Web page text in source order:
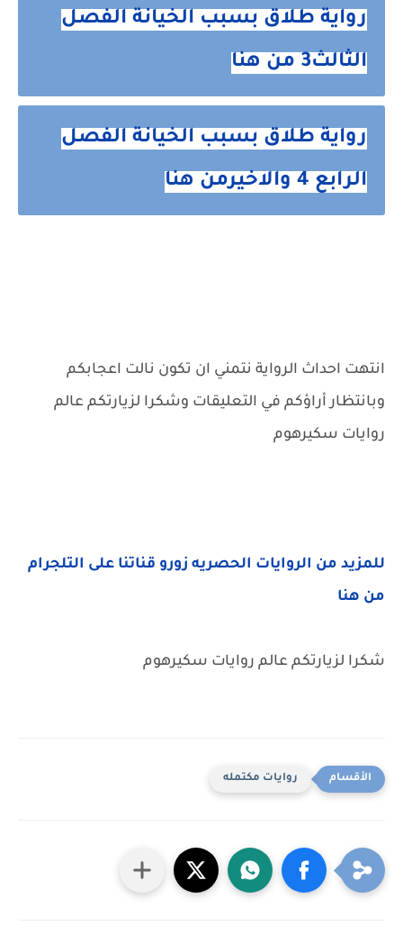
رواية طلاق بسبب الخيانة الفصل
الثالث3 من هنا
رواية طلاق بسبب الخيانة الفصل
الرابع 4 والاخيرمن هنا
انتهت احداث الرواية نتمني ان تكون نالت اعجابكم
وبانتظار أراؤكم في التعليقات وشكرا لزيارتكم عالم
روايات سكيرهوم
للمزيد من الروايات الحصريه زورو قناتنا على التلجرام
من هنا
شكرا لزيارتكم عالم روايات سكيرهوم
روايات مكتمله